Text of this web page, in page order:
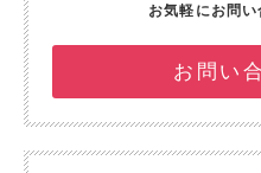
お気軽にお問い
お問い